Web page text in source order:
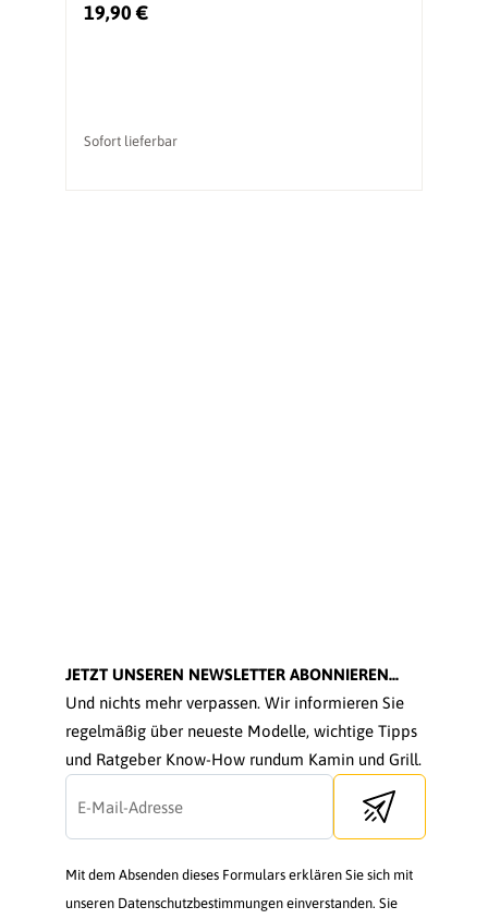
19,90 €
Sofort lieferbar
JETZT UNSEREN NEWSLETTER ABONNIEREN...
Und nichts mehr verpassen. Wir informieren Sie
regelmäßig über neueste Modelle, wichtige Tipps
und Ratgeber Know-How rundum Kamin und Grill.
Send newsletter
Mit dem Absenden dieses Formulars erklären Sie sich mit
unseren Datenschutzbestimmungen einverstanden. Sie